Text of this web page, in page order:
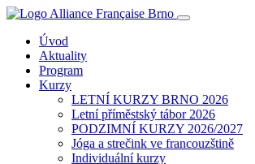
Úvod
Aktuality
Program
Kurzy
LETNÍ KURZY BRNO 2026
Letní příměstský tábor 2026
PODZIMNÍ KURZY 2026/2027
Jóga a strečink ve francouzštině
Individuální kurzy